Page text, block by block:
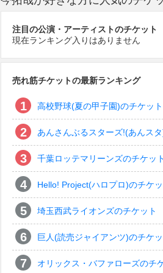
注目の公演・アーティストのチケット
現在ランキング入りはありません
売れ筋チケットの最新ランキング
高校野球(夏の甲子園)のチケット
あんさんぶるスターズ!(あんス
千葉ロッテマリーンズのチケット
Hello! Project(ハロプロ)のチケッ
埼玉西武ライオンズのチケット
巨人(読売ジャイアンツ)のチケッ
オリックス・バファローズのチ